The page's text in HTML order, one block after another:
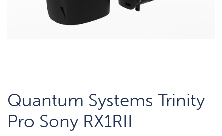
Quantum Systems Trinity
Pro Sony RX1RII